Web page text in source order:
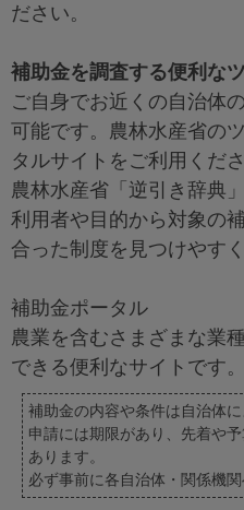
ださい。
補助金を調査する便利な
ご自身でお近くの自治体
可能です。農林水産省の
タルサイトをご利用くださ
農林水産省「逆引き辞典」
利用者や目的から対象の
合った制度を見つけやす
補助金ポータル
農業を含むさまざまな業
できる便利なサイトです。
補助金の内容や条件は自治体に
申請には期限があり、先着や
あります。
必ず事前に各自治体・関係機